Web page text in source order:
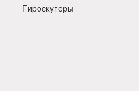
Гироскутеры